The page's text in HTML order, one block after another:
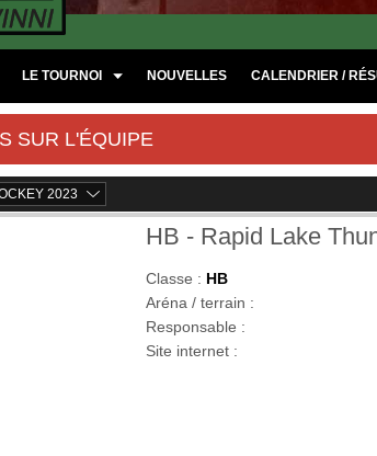
LE TOURNOI NOUVELLES CALENDRIER /
SUR L'ÉQUIPE
2023
HB - Rapid Lake
Classe : HB
Aréna / terrain :
Responsable :
Site internet :